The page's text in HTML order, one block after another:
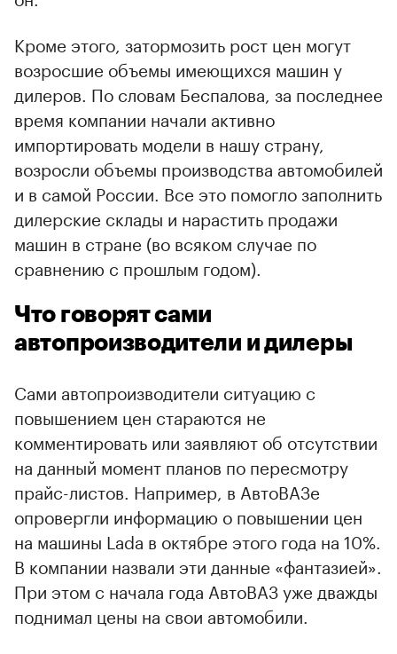
Кроме этого, затормозить рост цен могут
возросшие объемы имеющихся машин у
дилеров. По словам Беспалова, за последнее
время компании начали активно
импортировать модели в нашу страну,
возросли объемы производства автомобилей
и в самой России. Все это помогло заполнить
дилерские склады и нарастить продажи
машин в стране (во всяком случае по
сравнению с прошлым годом).
Что говорят сами
автопроизводители и дилеры
Сами автопроизводители ситуацию с
повышением цен стараются не
комментировать или заявляют об отсутствии
на данный момент планов по пересмотру
прайс-листов. Например, в АвтоВАЗе
опровергли информацию о повышении цен
на машины Lada в октябре этого года на 10%.
В компании назвали эти данные «фантазией».
При этом с начала года АвтоВАЗ уже дважды
поднимал цены на свои автомобили.